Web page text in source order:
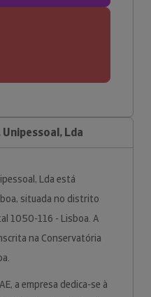
Lda
Lda está
situada no distrito
1050-116 - Lisboa. A
na Conservatória
a empresa dedica-se à